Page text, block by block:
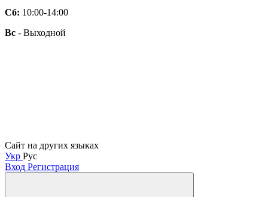
Сб: 10:00-14:00
Вс - Выходной
Сайт на других языках
Укр Рус
Вход Регистрация